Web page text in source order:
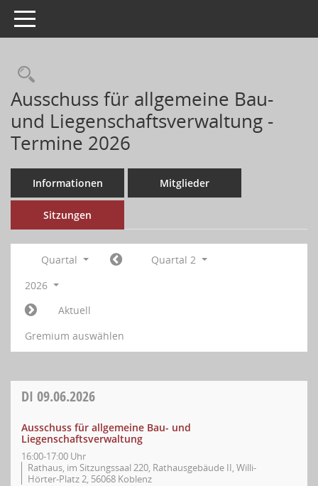
Toggle navigation
Ausschuss für allgemeine Bau-
und Liegenschaftsverwaltung -
Termine 2026
Informationen Mitglieder
Sitzungen
Quartal
Quartal 2
2026
Aktuell
Gremium auswählen
DI 09.06.2026
Ausschuss für allgemeine Bau- und
Liegenschaftsverwaltung
16:00-17:00 Uhr
Rathaus, im Sitzungssaal 220, Rathausgebäude II, Willi-
Hörter-Platz 2, 56068 Koblenz